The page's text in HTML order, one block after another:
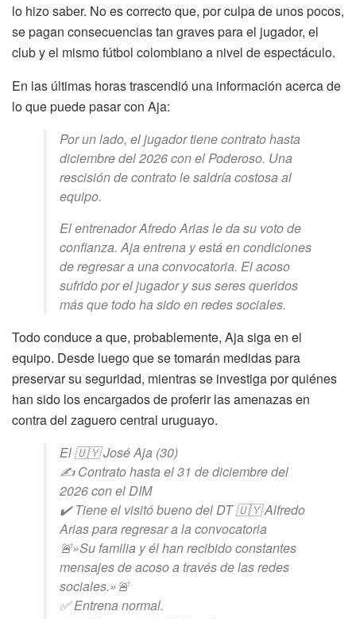
lo hizo saber. No es correcto que, por culpa de unos pocos,
se pagan consecuencias tan graves para el jugador, el
club y el mismo fútbol colombiano a nivel de espectáculo.
En las últimas horas trascendió una información acerca de
lo que puede pasar con Aja:
Por un lado, el jugador tiene contrato hasta
diciembre del 2026 con el Poderoso. Una
rescisión de contrato le saldría costosa al
equipo.
El entrenador Afredo Arias le da su voto de
confianza. Aja entrena y está en condiciones
de regresar a una convocatoria. El acoso
sufrido por el jugador y sus seres queridos
más que todo ha sido en redes sociales.
Todo conduce a que, probablemente, Aja siga en el
equipo. Desde luego que se tomarán medidas para
preservar su seguridad, mientras se investiga por quiénes
han sido los encargados de proferir las amenazas en
contra del zaguero central uruguayo.
El 🇺🇾 José Aja (30)
✍️ Contrato hasta el 31 de diciembre del
2026 con el DIM
✔️ Tiene el visitó bueno del DT 🇺🇾 Alfredo
Arias para regresar a la convocatoria
🚨»Su familia y él han recibido constantes
mensajes de acoso a través de las redes
sociales.»🚨
✅️ Entrena normal.